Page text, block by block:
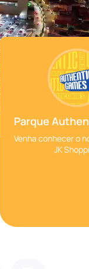
Parque
Venha conhecer o
JK